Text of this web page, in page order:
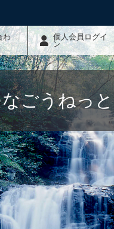
わ
個人会員ログイ
ン
ごうねっと